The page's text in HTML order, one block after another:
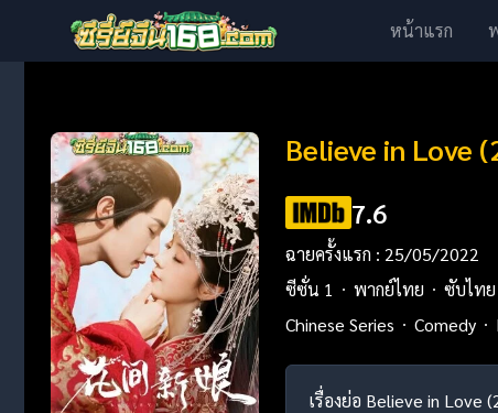
หน้าแรก
Believe in Love
7.6
ฉายครั้งแรก : 25/05/2022
ซีซั่น 1
พากย์ไทย ซับไทย
Chinese Series
Comedy
เรื่องย่อ Believe in